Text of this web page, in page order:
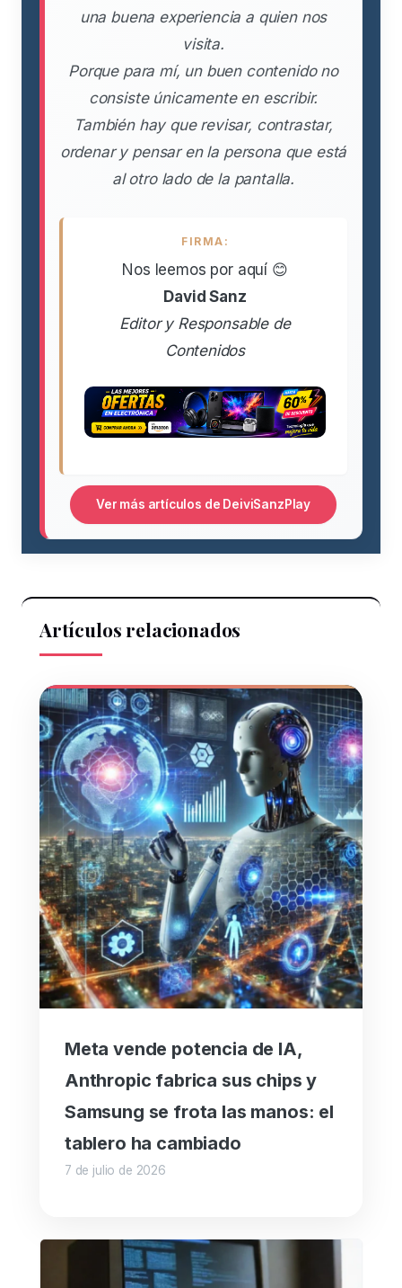
una buena experiencia a quien nos
visita.
Porque para mí, un buen contenido no
consiste únicamente en escribir.
También hay que revisar, contrastar,
ordenar y pensar en la persona que está
al otro lado de la pantalla.
FIRMA:
Nos leemos por aquí 😊
David Sanz
Editor y Responsable de
Contenidos
Ver más artículos de DeiviSanzPlay
Artículos relacionados
Meta vende potencia de IA,
Anthropic fabrica sus chips y
Samsung se frota las manos: el
tablero ha cambiado
7 de julio de 2026